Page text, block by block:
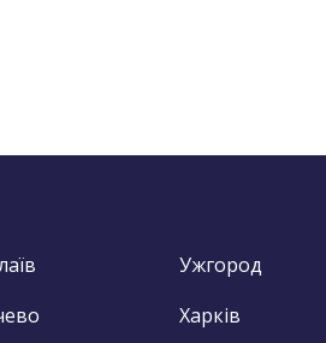
Ужгород
Харків